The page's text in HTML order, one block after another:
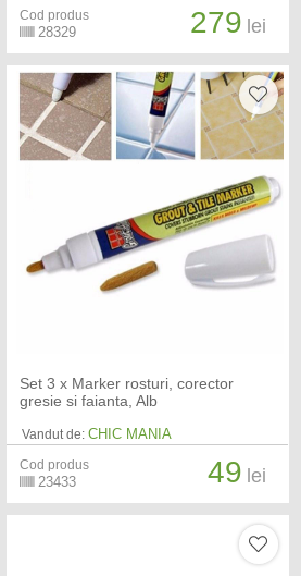
Cod produs
28329 279 lei
Set 3 x Marker rosturi, corector
gresie si faianta, Alb
Vandut de: CHIC MANIA
Cod produs
23433 49 lei